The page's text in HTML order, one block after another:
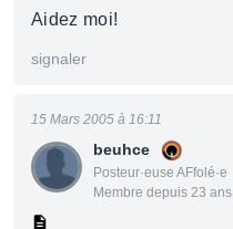
Aidez moi!
signaler
beuhce
Posteur·euse AFfolé·e
Membre depuis 23 ans
15 Mars 2005 à 16:11